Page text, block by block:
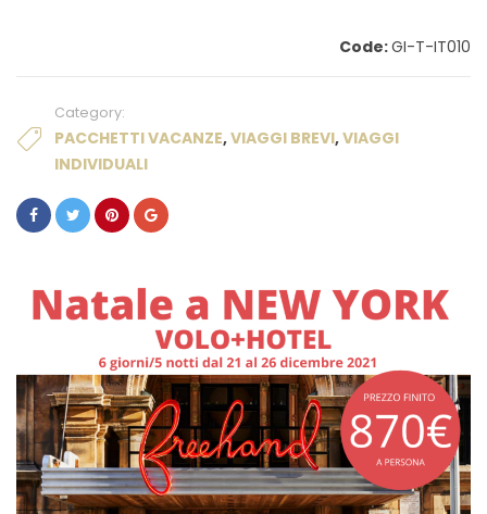
Code:GI-T-IT010
Category:
PACCHETTI VACANZE,VIAGGI BREVI,VIAGGI
INDIVIDUALI